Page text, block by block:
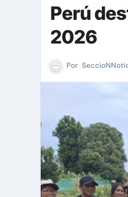
Perú
2026
Por